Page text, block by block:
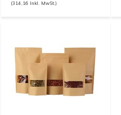
(314,16 Inkl. MwSt.)